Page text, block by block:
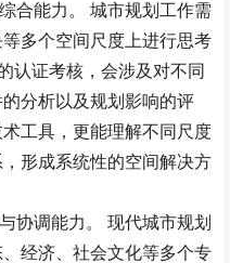
合能力。
城市规划工作需
多个空间尺度上进行思考
认证考核，会涉及对不同
分析以及规划影响的评
工具，更能理解不同尺度
形成系统性的空间解决方
协调能力。
现代城市规划
经济、社会文化等多个专